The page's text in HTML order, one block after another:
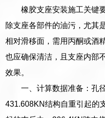
橡胶支座安装施工关键
除支座各部件的油污，尤其
相对滑移面，需用丙酮或酒
也应确保清洁，且支座内部
效果。
一、计算数据准备：孔
431.608KN结构自重引起的